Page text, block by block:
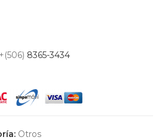
8365-3434
Otros